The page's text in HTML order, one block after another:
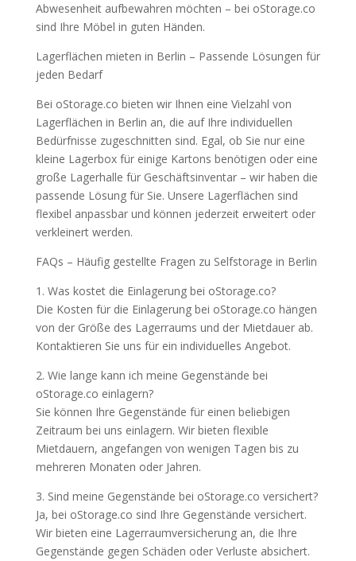
Abwesenheit aufbewahren möchten – bei oStorage.co
sind Ihre Möbel in guten Händen.
Lagerflächen mieten in Berlin – Passende Lösungen für
jeden Bedarf
Bei oStorage.co bieten wir Ihnen eine Vielzahl von
Lagerflächen in Berlin an, die auf Ihre individuellen
Bedürfnisse zugeschnitten sind. Egal, ob Sie nur eine
kleine Lagerbox für einige Kartons benötigen oder eine
große Lagerhalle für Geschäftsinventar – wir haben die
passende Lösung für Sie. Unsere Lagerflächen sind
flexibel anpassbar und können jederzeit erweitert oder
verkleinert werden.
FAQs – Häufig gestellte Fragen zu Selfstorage in Berlin
1. Was kostet die Einlagerung bei oStorage.co?
Die Kosten für die Einlagerung bei oStorage.co hängen
von der Größe des Lagerraums und der Mietdauer ab.
Kontaktieren Sie uns für ein individuelles Angebot.
2. Wie lange kann ich meine Gegenstände bei
oStorage.co einlagern?
Sie können Ihre Gegenstände für einen beliebigen
Zeitraum bei uns einlagern. Wir bieten flexible
Mietdauern, angefangen von wenigen Tagen bis zu
mehreren Monaten oder Jahren.
3. Sind meine Gegenstände bei oStorage.co versichert?
Ja, bei oStorage.co sind Ihre Gegenstände versichert.
Wir bieten eine Lagerraumversicherung an, die Ihre
Gegenstände gegen Schäden oder Verluste absichert.